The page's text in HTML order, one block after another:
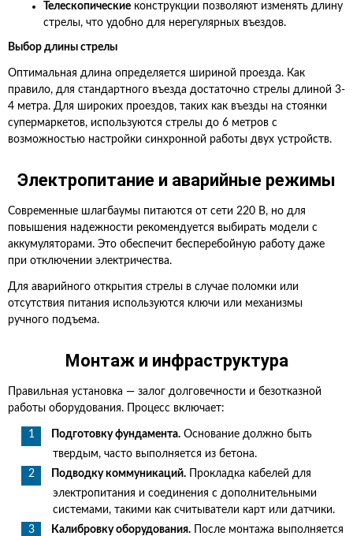
Телескопические конструкции позволяют изменять длину
стрелы, что удобно для нерегулярных въездов.
Выбор длины стрелы
Оптимальная длина определяется шириной проезда. Как
правило, для стандартного въезда достаточно стрелы длиной 3-
4 метра. Для широких проездов, таких как въезды на стоянки
супермаркетов, используются стрелы до 6 метров с
возможностью настройки синхронной работы двух устройств.
Электропитание и аварийные режимы
Современные шлагбаумы питаются от сети 220 В, но для
повышения надежности рекомендуется выбирать модели с
аккумуляторами. Это обеспечит бесперебойную работу даже
при отключении электричества.
Для аварийного открытия стрелы в случае поломки или
отсутствия питания используются ключи или механизмы
ручного подъема.
Монтаж и инфраструктура
Правильная установка — залог долговечности и безотказной
работы оборудования. Процесс включает:
Подготовку фундамента. Основание должно быть
твердым, часто выполняется из бетона.
Подводку коммуникаций. Прокладка кабелей для
электропитания и соединения с дополнительными
системами, такими как считыватели карт или датчики.
Калибровку оборудования. После монтажа выполняется